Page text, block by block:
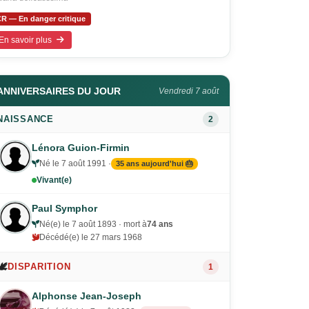
— En danger critique
savoir plus
DU JOUR Vendredi 7 août
2
Lénora Guion-Firmin
Né le 7 août 1991 · 35 ans aujourd'hui 🎂
Vivant(e)
Paul Symphor
Né(e) le 7 août 1893 · mort à74 ans
Décédé(e) le 27 mars 1968
DISPARITION 1
Alphonse Jean-Joseph